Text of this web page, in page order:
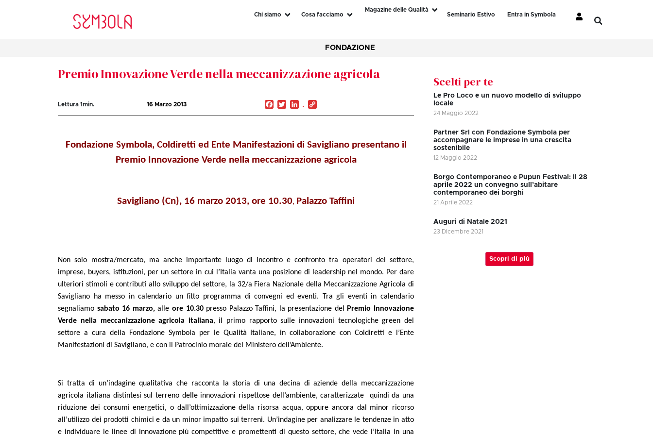
Chi siamo Cosa facciamo
Magazine delle Qualità
Seminario Estivo
Entra in Symbola
FONDAZIONE
Premio Innovazione Verde nella meccanizzazione agricola
Lettura1min. 16 Marzo 2013 Facebook
TwitterLinkedIn
Fondazione Symbola, Coldiretti ed Ente Manifestazioni di Savigliano presentano il
Premio Innovazione Verde nella meccanizzazione agricola
Savigliano (Cn), 16 marzo 2013, ore 10.30, Palazzo Taffini
Non solo mostra/mercato, ma anche importante luogo di incontro e confronto tra operatori del settore,
imprese, buyers, istituzioni, per un settore in cui l’Italia vanta una posizione di leadership nel mondo. Per dare
ulteriori stimoli e contributi allo sviluppo del settore, la 32/a Fiera Nazionale della Meccanizzazione Agricola di
Savigliano ha messo in calendario un fitto programma di convegni ed eventi. Tra gli eventi in calendario
segnaliamo sabato 16 marzo,alle ore 10.30presso Palazzo Taffini, la presentazione delPremio Innovazione
Verde nella meccanizzazione agricola italiana, il primo rapporto sulle innovazioni tecnologiche green del
settore a cura della Fondazione Symbola per le Qualità Italiane, in collaborazione con Coldiretti e l’Ente
Manifestazioni di Savigliano, e con il Patrocinio morale del Ministero dell’Ambiente.
Si tratta di un’indagine qualitativa che racconta la storia di una decina di aziende della meccanizzazione
agricola italiana distintesisul terreno delle innovazioni rispettose dell’ambiente, caratterizzate
quindi da una
riduzione dei consumi energetici, o dall’ottimizzazione della risorsa acqua, oppure ancora dal minor ricorso
all’utilizzo dei prodotti chimici e da un minor impatto sui terreni. Un’indagine per analizzare le tendenze in atto
e individuare le linee di innovazione più competitive e promettenti di questo settore, che vede l’Italia in una
Scelti per te
Le Pro Loco e un nuovo modello di sviluppo
locale
24 Maggio 2022
Partner Srl con Fondazione Symbola per
accompagnare le imprese in una crescita
sostenibile
12 Maggio 2022
Borgo Contemporaneo e Pupun Festival: il 28
aprile 2022 un convegno sull’abitare
contemporaneo dei borghi
21 Aprile 2022
Auguri di Natale 2021
23 Dicembre 2021
Scopri di più